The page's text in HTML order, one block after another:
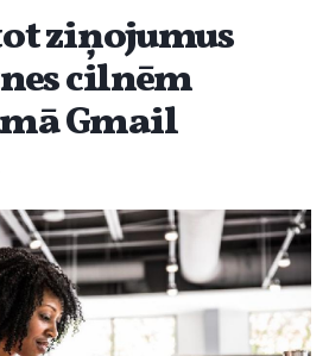
ziņojumus
cilnēm
Gmail